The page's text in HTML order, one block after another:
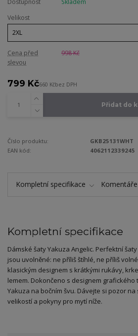
Dostupnost
Skladem
Velikost
Cena před
slevou
998 Kč
799 Kč660 Kčbez DPH
Přidat do
Číslo produktu:
GKB25131WHT
EAN kód:
4062112339245
Kompletní specifikace Komentáře
Kompletní specifikace
Dámské šaty Yakuza Angelic. Perfektní
jsou uvolněné: ne příliš štíhlé, ne příliš
klasickým designem s krátkými rukávy,
lemem. Dokončeno s designem grafického
Yakuza na bočním švu. Dávejte si pozor
velikostí a pokyny pro mytí níže.